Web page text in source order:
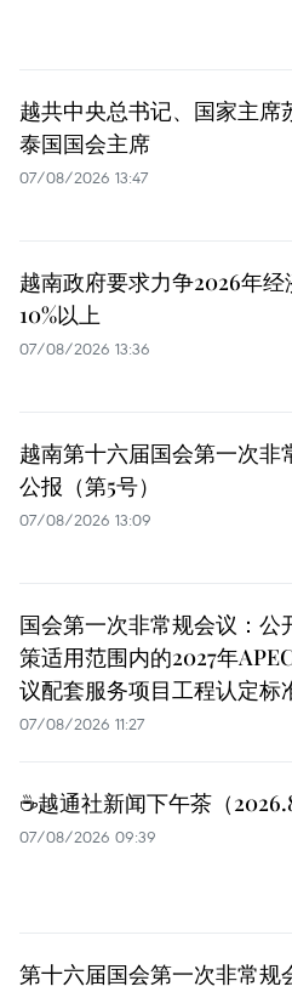
越共中央总书记、国家主席
泰国国会主席
07/08/2026 13:47
越南政府要求力争2026年经
10%以上
07/08/2026 13:36
越南第十六届国会第一次非
公报（第5号）
07/08/2026 13:09
国会第一次非常规会议：公
策适用范围内的2027年
议配套服务项目工程认定标
07/08/2026 11:27
☕️越通社新闻下午茶（
07/08/2026 09:39
第十六届国会第一次非常规